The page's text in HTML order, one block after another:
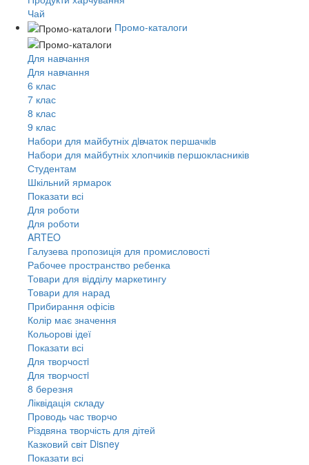
Чай
Промо-каталоги
Для навчання
Для навчання
6 клас
7 клас
8 клас
9 клас
Набори для майбутніх дiвчаток першачкiв
Набори для майбутніх хлопчиків першокласників
Студентам
Шкільний ярмарок
Показати всі
Для роботи
Для роботи
ARTEO
Галузева пропозиція для промисловості
Рабочее пространство ребенка
Товари для відділу маркетингу
Товари для нарад
Прибирання офісів
Колір має значення
Кольорові ідеї
Показати всі
Для творчостi
Для творчостi
8 березня
Ліквідація складу
Проводь час творчо
Різдвяна творчість для дітей
Казковий світ Disney
Показати всі